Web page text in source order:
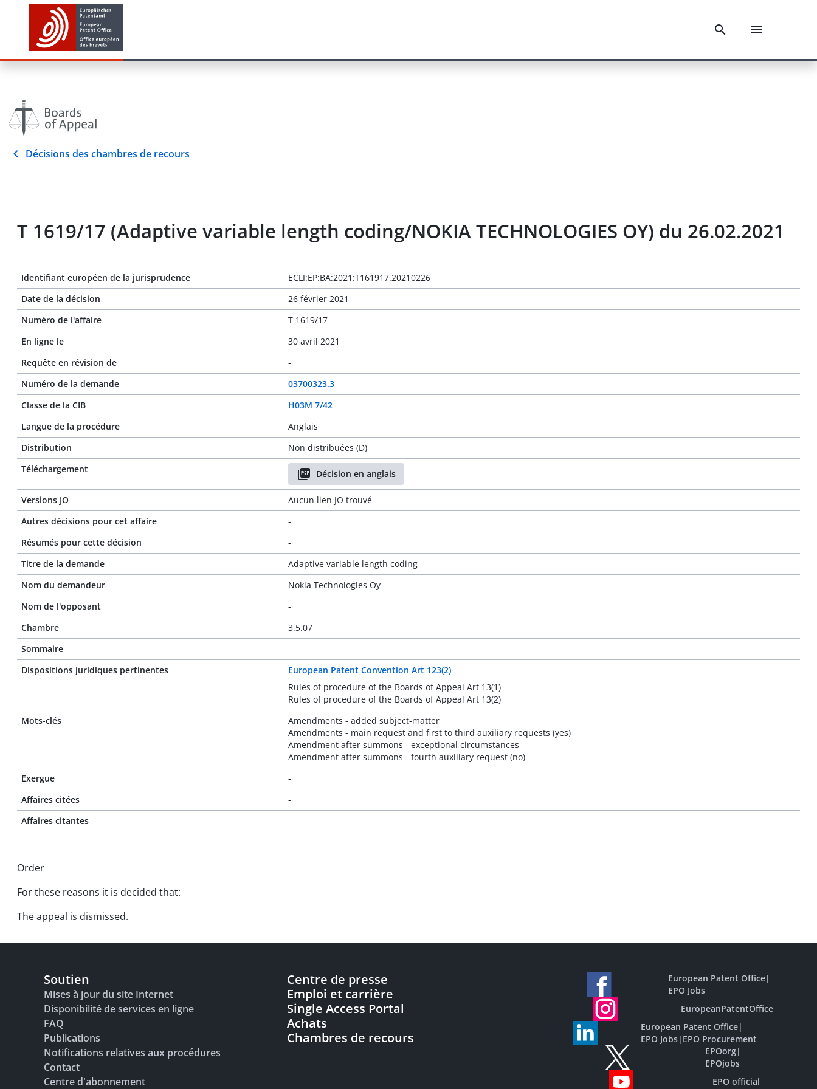
Décisions des chambres de recours
T 1619/17 (Adaptive variable length coding/NOKIA TECHNOLOGIES OY) du 26.02.2021
Identifiant européen de la jurisprudence
ECLI:EP:BA:2021:T161917.20210226
Date de la décision
26 février 2021
Numéro de l'affaire
T 1619/17
En ligne le
30 avril 2021
Requête en révision de
-
Numéro de la demande
03700323.3
Classe de la CIB
H03M 7/42
Langue de la procédure
Anglais
Distribution
Non distribuées (D)
Téléchargement
Décision en anglais
Versions JO
Aucun lien JO trouvé
Autres décisions pour cet affaire
-
Résumés pour cette décision
-
Titre de la demande
Adaptive variable length coding
Nom du demandeur
Nokia Technologies Oy
Nom de l'opposant
-
Chambre
3.5.07
Sommaire
-
Dispositions juridiques pertinentes
European Patent Convention Art 123(2)
Rules of procedure of the Boards of Appeal Art 13(1)
Rules of procedure of the Boards of Appeal Art 13(2)
Mots-clés
Amendments - added subject-matter
Amendments - main request and first to third auxiliary requests (yes)
Amendment after summons - exceptional circumstances
Amendment after summons - fourth auxiliary request (no)
Exergue
-
Affaires citées
-
Affaires citantes
-
Order
For these reasons it is decided that:
The appeal is dismissed.
Soutien
Mises à jour du site Internet
Disponibilité de services en ligne
FAQ
Publications
Notifications relatives aux procédures
Contact
Centre d'abonnement
Centre de presse
Emploi et carrière
Single Access Portal
Achats
Chambres de recours
European Patent Office|
EPO Jobs
EuropeanPatentOffice
European Patent Office|
EPO Jobs| EPO Procurement
EPOorg|
EPOjobs
EPO official